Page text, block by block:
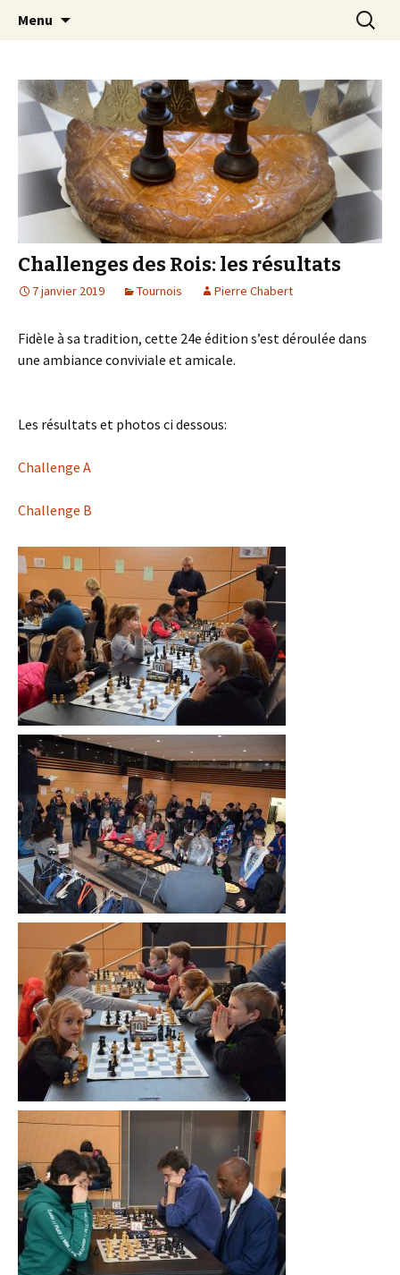
Club d échecs de l
agglomération
chambérienne
Les échecs pour tous
Menu
Challenges des Rois: les résultats
7 janvier 2019 Tournois Pierre Chabert
Fidèle à sa tradition, cette 24e édition s’est déroulée dans
une ambiance conviviale et amicale.
Les résultats et photos ci dessous:
Challenge A
Challenge B